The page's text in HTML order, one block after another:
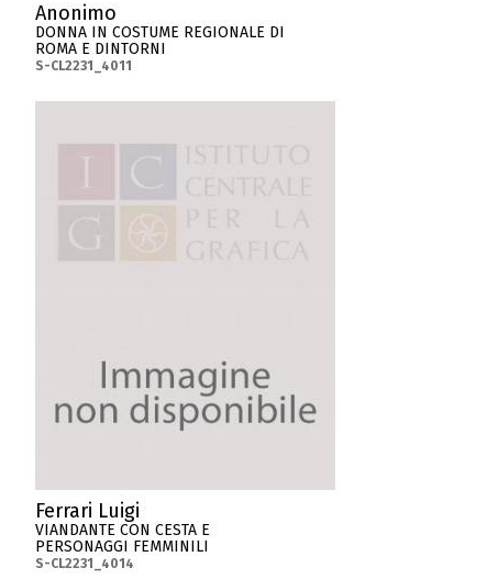
Anonimo
DONNA IN COSTUME REGIONALE DI
ROMA E DINTORNI
S-CL2231_4011
Ferrari Luigi
VIANDANTE CON CESTA E
PERSONAGGI FEMMINILI
S-CL2231_4014